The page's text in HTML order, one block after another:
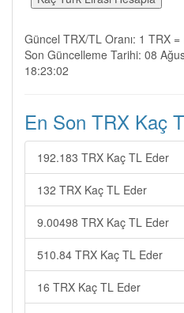
Güncel TRX/TL Oranı: 1 TRX
Son Güncelleme Tarihi: 08
18:23:02
En Son TRX Kaç
192.183 TRX Kaç TL Eder
132 TRX Kaç TL Eder
9.00498 TRX Kaç TL Eder
510.84 TRX Kaç TL Eder
16 TRX Kaç TL Eder